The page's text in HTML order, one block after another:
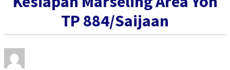
TP 884/Saijaan